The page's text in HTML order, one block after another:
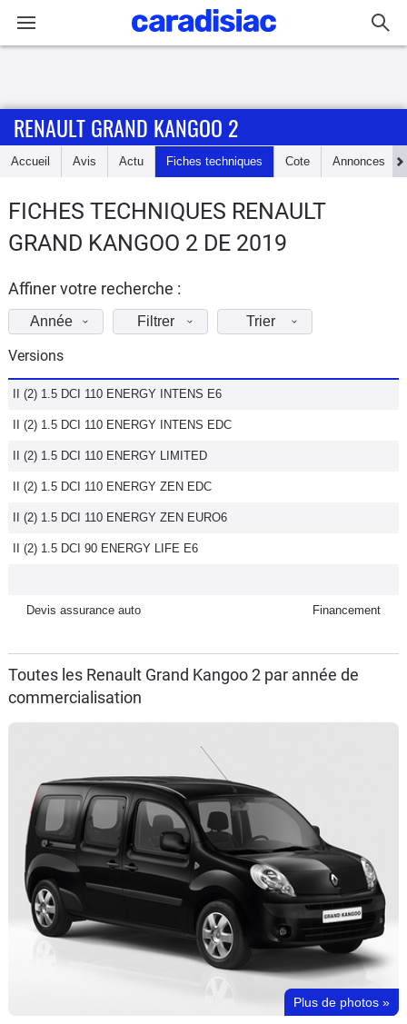
Accueil
Essais
d'achat
Electriques
Utilitaires
Flottes
Auto
Services
Forum
RENAULT GRAND KANGOO 2
Accueil Avis Actu Fiches techniques Cote Annonces
FICHES TECHNIQUES RENAULT
GRAND KANGOO 2 DE 2019
Affiner votre recherche :
Année Filtrer Trier
Versions
II (2) 1.5 DCI 110 ENERGY INTENS E6
II (2) 1.5 DCI 110 ENERGY INTENS EDC
II (2) 1.5 DCI 110 ENERGY LIMITED
II (2) 1.5 DCI 110 ENERGY ZEN EDC
II (2) 1.5 DCI 110 ENERGY ZEN EURO6
II (2) 1.5 DCI 90 ENERGY LIFE E6
Devis assurance auto Financement
Toutes les Renault Grand Kangoo 2 par année de
commercialisation
Plus de photos »